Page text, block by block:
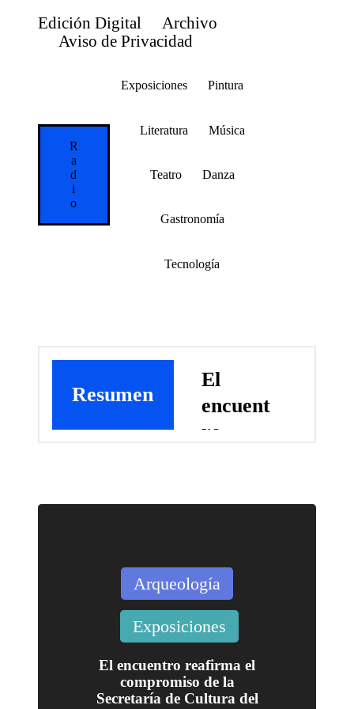
Edición Digital
Archivo
Aviso de Privacidad
R
a
d
i
o
Exposiciones Pintura
Literatura Música
Teatro Danza
Gastronomía
Tecnología
Resumen
El
encuent
ro
compro
la
Secreta
ría de
Cultura
del
Gobier
Publicada
en
Arqueología
Exposiciones
El encuentro reafirma el
compromiso de la
Secretaría de Cultura del